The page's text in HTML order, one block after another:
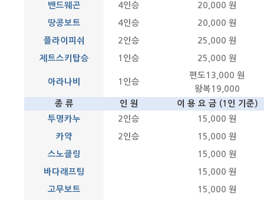
밴드웨곤 4인승 20,000 원
땅콩보트 4인승 20,000 원
플라이피쉬 2인승 25,000 원
제트스키탑승 1인승 25,000 원
아라나비 1인승
편도13,000 원
왕복19,000
종 류
인 원
이 용 요 금 (1인 기준)
투명카누
2인승 15,000 원
카약 2인승 15,000 원
스노클링 15,000 원
바다래프팅 15,000 원
고무보트 15,000 원